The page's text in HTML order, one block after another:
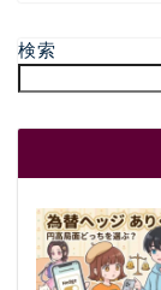
検索